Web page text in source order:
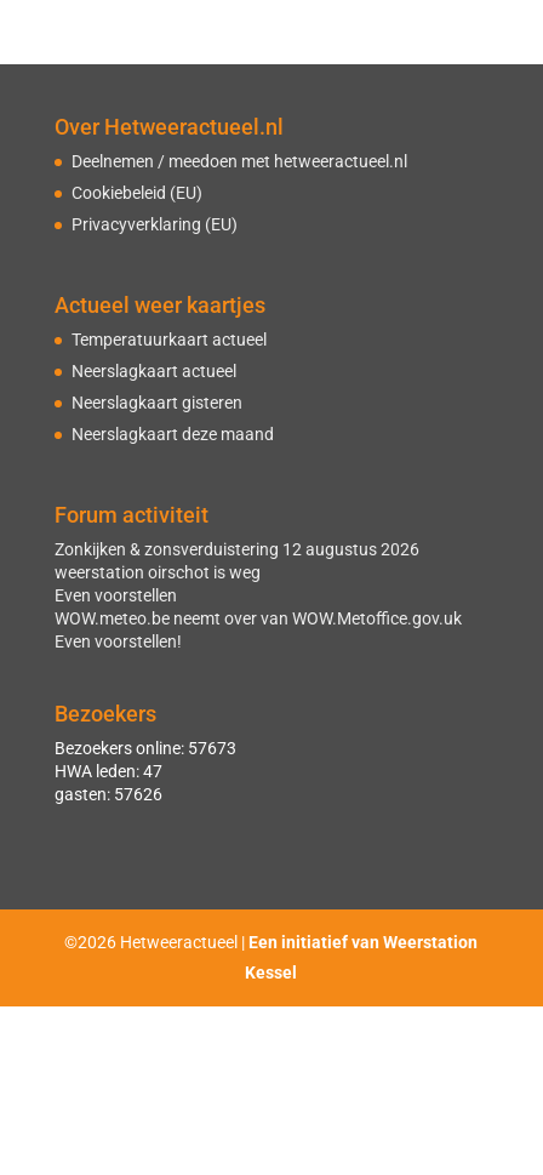
Over Hetweeractueel.nl
Deelnemen / meedoen met hetweeractueel.nl
Cookiebeleid (EU)
Privacyverklaring (EU)
Actueel weer kaartjes
Temperatuurkaart actueel
Neerslagkaart actueel
Neerslagkaart gisteren
Neerslagkaart deze maand
Forum activiteit
Zonkijken & zonsverduistering 12 augustus 2026
weerstation oirschot is weg
Even voorstellen
WOW.meteo.be neemt over van WOW.Metoffice.gov.uk
Even voorstellen!
Bezoekers
Bezoekers online: 57673
HWA leden: 47
gasten: 57626
©2026 Hetweeractueel |Een initiatief van Weerstation
Kessel